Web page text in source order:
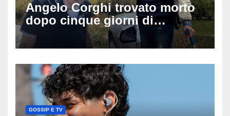
Angelo Corghi trovato morto
dopo cinque giorni di
ricerche: il giallo dell’80enne
scomparso dopo essere
GOSSIP E TV